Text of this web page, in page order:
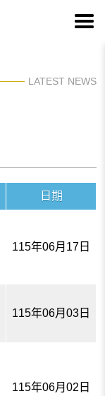
LATEST NEWS
日期
115年06月17日
115年06月03日
115年06月02日